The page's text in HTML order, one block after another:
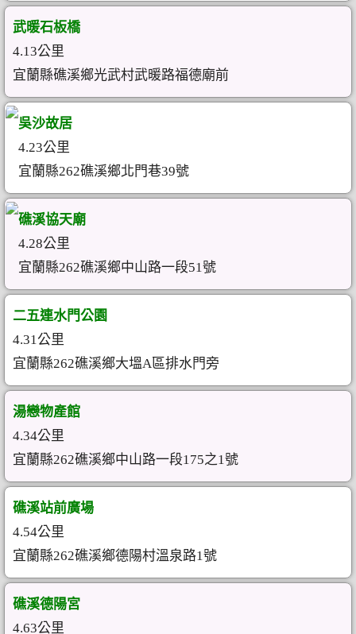
武暖石板橋
4.13公里
宜蘭縣礁溪鄉光武村武暖路福德廟前
吳沙故居
4.23公里
宜蘭縣262礁溪鄉北門巷39號
礁溪協天廟
4.28公里
宜蘭縣262礁溪鄉中山路一段51號
二五連水門公園
4.31公里
宜蘭縣262礁溪鄉大塭A區排水門旁
湯戀物產館
4.34公里
宜蘭縣262礁溪鄉中山路一段175之1號
礁溪站前廣場
4.54公里
宜蘭縣262礁溪鄉德陽村溫泉路1號
礁溪德陽宮
4.63公里